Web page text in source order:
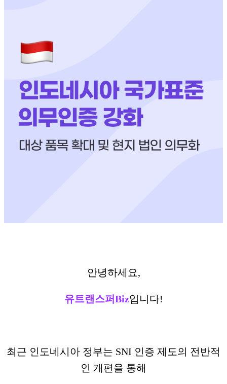
안녕하세요,
유트랜스퍼Biz입니다!
최근 인도네시아 정부는 SNI 인증 제도의 전반적
인 개편을 통해